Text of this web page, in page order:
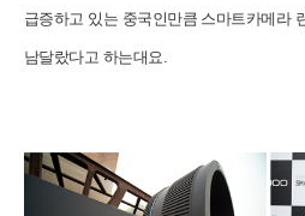
급증하고 있는 중국인만큼 스마트카메라
남달랐다고 하는대요.